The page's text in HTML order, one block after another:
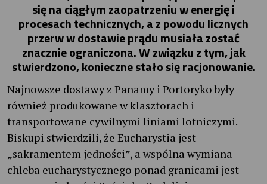
się na ciągłym zaopatrzeniu w energię i
procesach technicznych, a z powodu licznych
przerw w dostawie prądu musiała zostać
znacznie ograniczona. W związku z tym, jak
stwierdzono, konieczne stało się racjonowanie.
Najnowsze dostawy z Panamy i Portoryko były
również produkowane w klasztorach i
transportowane cywilnymi liniami lotniczymi.
Biskupi stwierdzili, że Eucharystia jest
„sakramentem jedności”, a wspólna wymiana
chleba eucharystycznego ponad granicami jest